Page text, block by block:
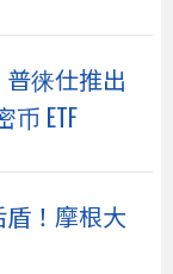
徕仕推出
ETF
盾！摩根大